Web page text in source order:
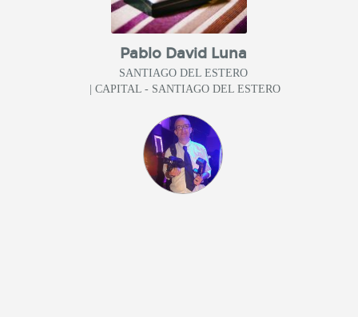
Pablo David Luna
SANTIAGO DEL ESTERO
| CAPITAL - SANTIAGO DEL ESTERO